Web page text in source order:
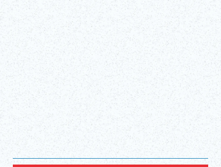
Tue, Apr 1, 2025 - Sun, Dec 27, 2026
Teatro TBS Akasaka ACT
¡Conseguir entradas! (enlace externo)
Mostrar todo